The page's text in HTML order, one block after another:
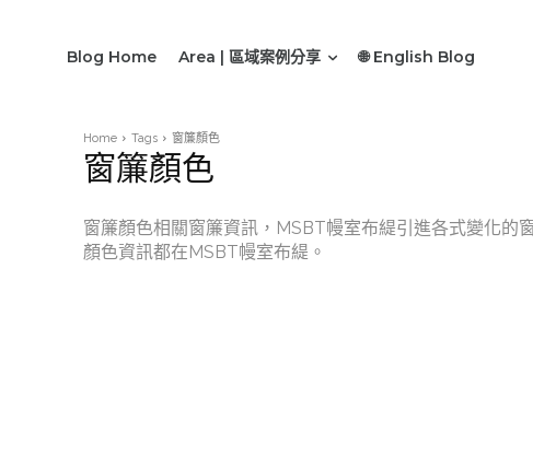
Blog Home Area | 區域案例分享 🌐 English Blog
Home Tags 窗簾顏色
窗簾顏色
窗簾顏色相關窗簾資訊，MSBT幔室布緹引進各式變化的
顏色資訊都在MSBT幔室布緹。